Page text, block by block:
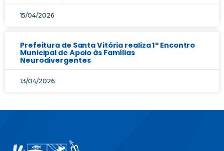
15/04/2026
Prefeitura de Santa Vitória realiza 1º Encontro
Municipal de Apoio às Famílias
Neurodivergentes
13/04/2026